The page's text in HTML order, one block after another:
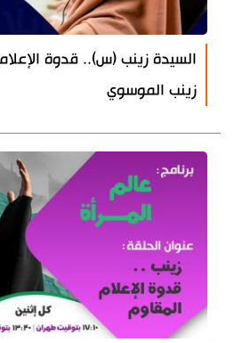
السيدة زينب (س).. قدوة
زينب الموسوي